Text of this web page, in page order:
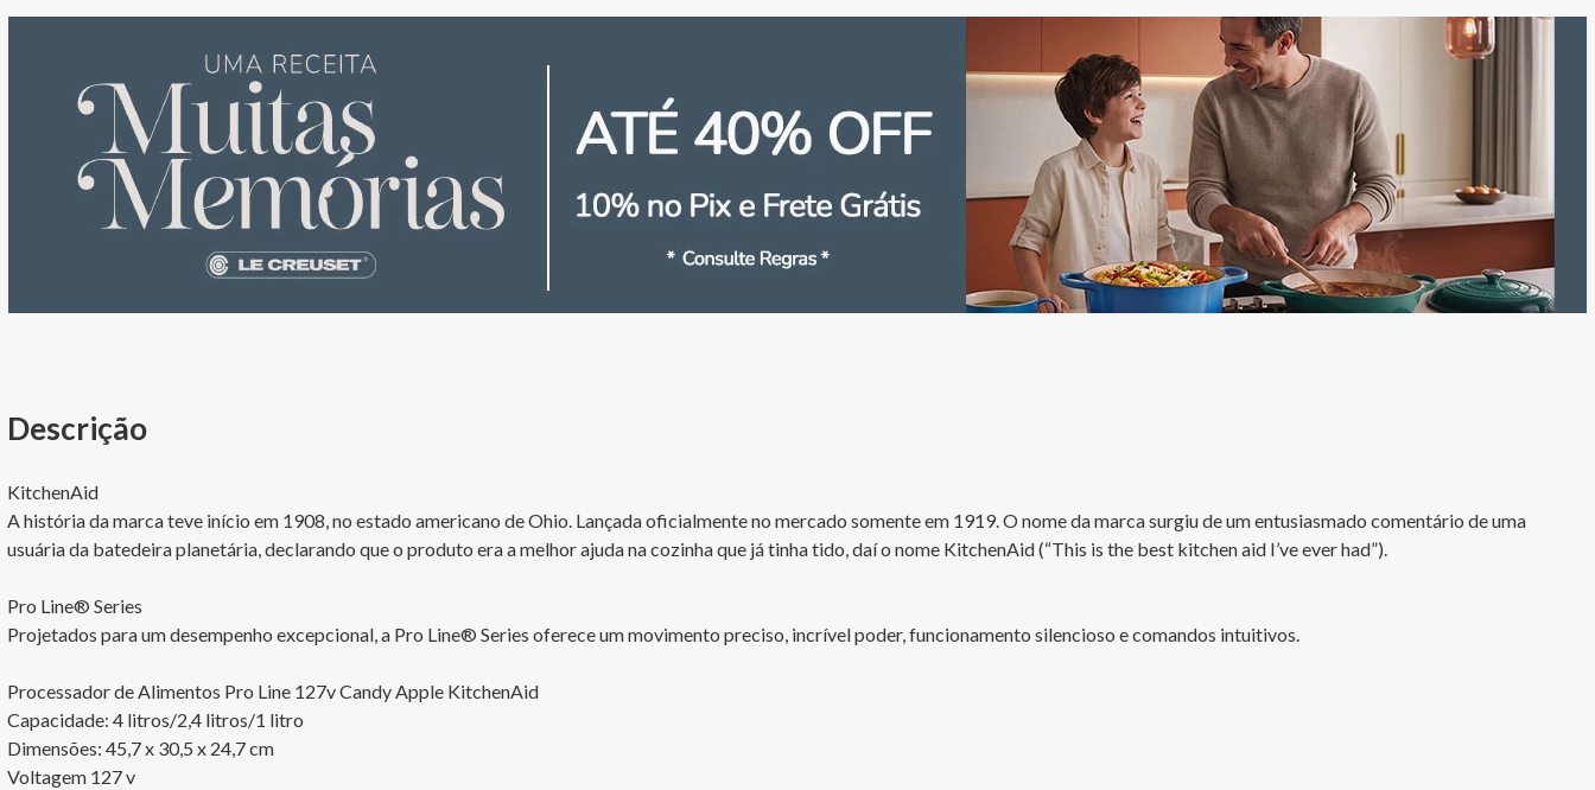
KitchenAid
A história da marca teve início em 1908, no estado americano de Ohio. Lançada oficialmente no mercado somente em 1919. O nome da marca surgiu de um entusiasmado comentário de uma
usuária da batedeira planetária, declarando que o produto era a melhor ajuda na cozinha que já tinha tido, daí o nome KitchenAid (“This is the best kitchen aid I’ve ever had”).
Pro Line® Series
Projetados para um desempenho excepcional, a Pro Line® Series oferece um movimento preciso, incrível poder, funcionamento silencioso e comandos intuitivos.
Processador de Alimentos Pro Line 127v Candy Apple KitchenAid
Capacidade: 4 litros/2,4 litros/1 litro
Dimensões: 45,7 x 30,5 x 24,7 cm
Voltagem 127 v